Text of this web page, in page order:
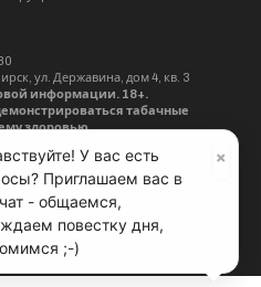
турнир
в этом сезоне.
болельщики за их
участников. В
Ратбеков из
×
У вас есть
Приглашаем вас в
- общаемся,
повестку дня,
;-)